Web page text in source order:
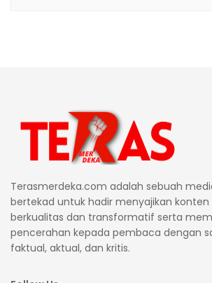
Terasmerdeka.com adalah sebuah
bertekad untuk hadir menyajikan
berkualitas dan transformatif serta
pencerahan kepada pembaca dengan
faktual, aktual, dan kritis.